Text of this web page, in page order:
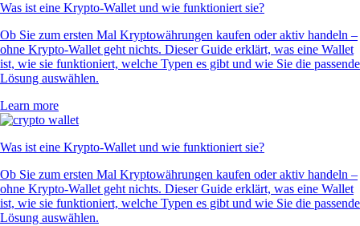
Was ist eine Krypto-Wallet und wie funktioniert sie?
Ob Sie zum ersten Mal Kryptowährungen kaufen oder aktiv handeln –
ohne Krypto-Wallet geht nichts. Dieser Guide erklärt, was eine Wallet
ist, wie sie funktioniert, welche Typen es gibt und wie Sie die passende
Lösung auswählen.
Learn more
Was ist eine Krypto-Wallet und wie funktioniert sie?
Ob Sie zum ersten Mal Kryptowährungen kaufen oder aktiv handeln –
ohne Krypto-Wallet geht nichts. Dieser Guide erklärt, was eine Wallet
ist, wie sie funktioniert, welche Typen es gibt und wie Sie die passende
Lösung auswählen.